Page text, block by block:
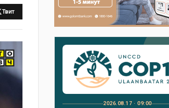
Твит
2026.08.17 · 09:00